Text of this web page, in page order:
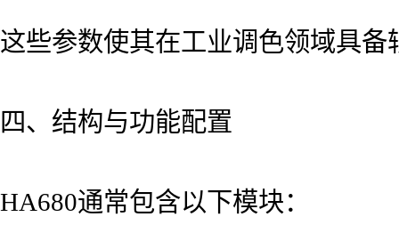
这些参数使其在工业调色领域具备
四、结构与功能配置
HA680通常包含以下模块：